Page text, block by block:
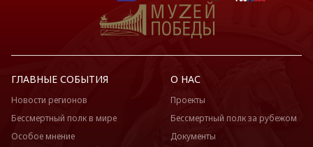
ГЛАВНЫЕ СОБЫТИЯ
Новости регионов
Бессмертный полк в мире
Особое мнение
О НАС
Проекты
Бессмертный полк за рубежом
Документы